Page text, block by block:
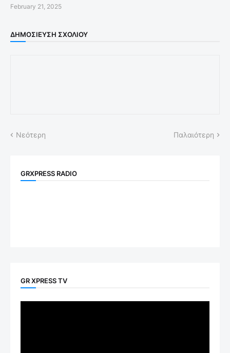
February 21, 2025
ΔΗΜΟΣΊΕΥΣΗ ΣΧΟΛΊΟΥ
Νεότερη Παλαιότερη
GRXPRESS RADIO
GR XPRESS TV